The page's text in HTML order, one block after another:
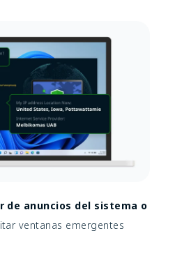
de anuncios del sistema o
ventanas emergentes